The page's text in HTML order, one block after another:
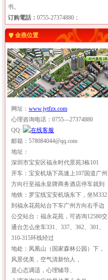
书。
订购電話： 0755-27374880；
金燕位置
网址： www.jytfzx.com
心理咨询电话：0755—27374880
QQ:
邮箱：578084044@qq.com
地址：
深圳市宝安区福永时代景苑3栋101
开车：宝安机场下高速上107国道广州
方向行至福永皇牌商务酒店停车就到
地铁：罗宝线宝安机场东下，坐M332
到福永花苑站台下车广州方向右手边
公交站台：福永花苑，可咨询12580交
通台怎么坐车331、337、362、301、
310-315环线经过
地处：凤凰山（国家森林公园）下，
风景优美，空气清新怡人，
是心态调适，心理辅导、